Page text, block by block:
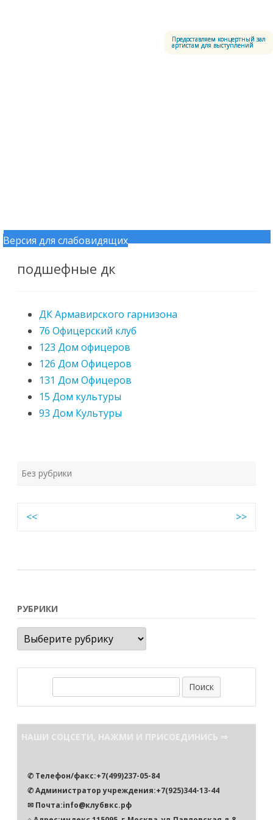
Версия для слабовидящих
Предоставляем концертный зал
артистам для выступлений
Перейти к содержимому
подшефные дк
ДК Армавирского гарнизона
76 Офицерский клуб
123 Дом офицеров
126 Дом Офицеров
131 Дом Офицеров
15 Дом культуры
93 Дом Культуры
Без рубрики
Навигация
<< >>
РУБРИКИ
Рубрики
НАШИ СОЦСЕТИ, НАЖМИ И ПРИСОЕДИНИСЬ ⇒
✆ Телефон/факс:+7(499)237-05-84
✆ Администратор учреждения:+7(925)344-13-44
✉ Почта:info@клубвкс.рф